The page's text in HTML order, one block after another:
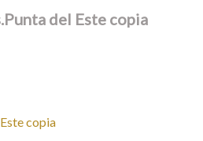
del Este copia
copia